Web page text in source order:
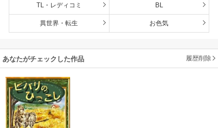
TL・レディコミ BL
異世界・転生 お色気
あなたがチェックした作品 履歴削除